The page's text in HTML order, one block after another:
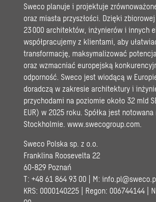
Sweco planuje i projektuje
oraz miasta przyszłości. Dzięki
23 000 architektów, inżynierów i innych
współpracujemy z klientami, aby
transformację, maksymalizować
oraz wzmacniać europejską
odporność. Sweco jest wiodącą w
doradczą w zakresie architektury i
przychodami na poziomie około 32 mld
EUR) w 2025 roku. Spółka jest
Stockholmie. www.swecogroup.com
Sweco Polska sp. z o.o.
Franklina Roosevelta 22
60-829 Poznań
T: +48 61 864 93 00 | M:
KRS: 0000140225 | Regon: 006744144 |